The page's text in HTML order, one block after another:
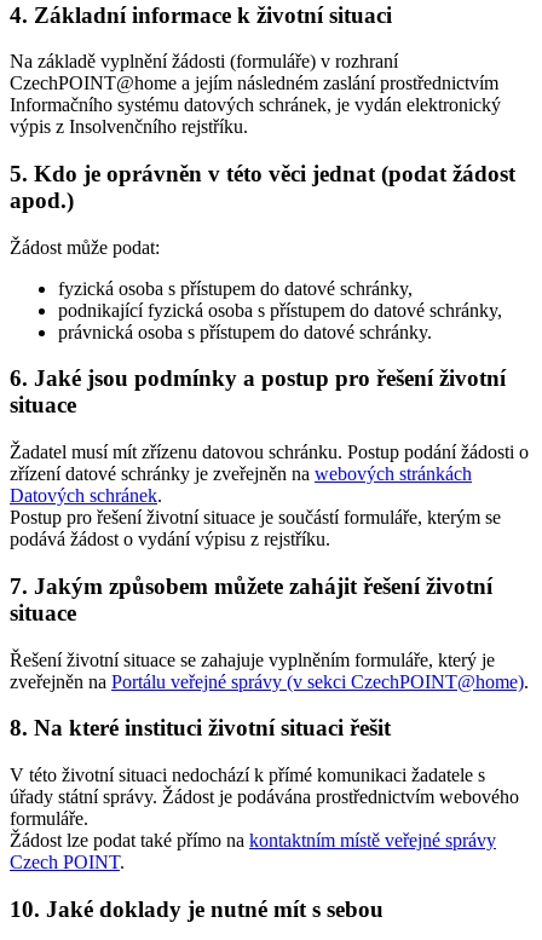
4. Základní informace k životní situaci
Na základě vyplnění žádosti (formuláře) v rozhraní
CzechPOINT@home a jejím následném zaslání prostřednictvím
Informačního systému datových schránek, je vydán elektronický
výpis z Insolvenčního rejstříku.
5. Kdo je oprávněn v této věci jednat (podat žádost
apod.)
Žádost může podat:
fyzická osoba s přístupem do datové schránky,
podnikající fyzická osoba s přístupem do datové schránky,
právnická osoba s přístupem do datové schránky.
6. Jaké jsou podmínky a postup pro řešení životní
situace
Žadatel musí mít zřízenu datovou schránku. Postup podání žádosti o
zřízení datové schránky je zveřejněn na webových stránkách
Datových schránek.
Postup pro řešení životní situace je součástí formuláře, kterým se
podává žádost o vydání výpisu z rejstříku.
7. Jakým způsobem můžete zahájit řešení životní
situace
Řešení životní situace se zahajuje vyplněním formuláře, který je
zveřejněn na Portálu veřejné správy (v sekci CzechPOINT@home).
8. Na které instituci životní situaci řešit
V této životní situaci nedochází k přímé komunikaci žadatele s
úřady státní správy. Žádost je podávána prostřednictvím webového
formuláře.
Žádost lze podat také přímo na kontaktním místě veřejné správy
Czech POINT.
10. Jaké doklady je nutné mít s sebou